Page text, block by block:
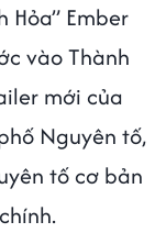
Ember
vào Thành
mới của
Nguyên tố,
tố cơ bản